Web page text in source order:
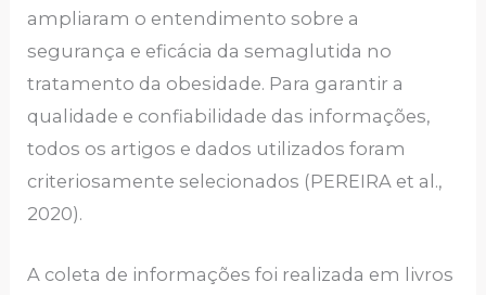
ampliaram o entendimento sobre a
segurança e eficácia da semaglutida no
tratamento da obesidade. Para garantir a
qualidade e confiabilidade das informações,
todos os artigos e dados utilizados foram
criteriosamente selecionados (PEREIRA et al.,
2020).
A coleta de informações foi realizada em livros